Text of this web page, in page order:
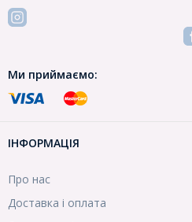
Ми приймаємо:
ІНФОРМАЦІЯ
Про нас
Доставка і оплата